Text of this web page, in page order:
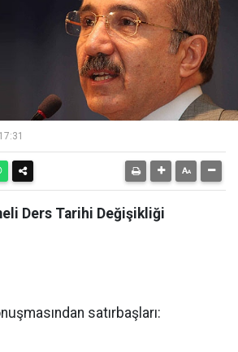
Ders Tarihi Değişikliği
satırbaşları: